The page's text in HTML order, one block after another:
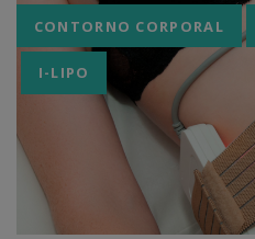
Tags
CONTORNO CORPORAL
I-LIPO